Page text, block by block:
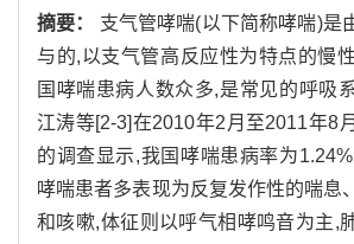
摘要： 支气管哮喘(以下简称哮喘)是
与的,以支气管高反应性为特点的慢
国哮喘患病人数众多,是常见的呼吸
江涛等[2-3]在2010年2月至2011年8
的调查显示,我国哮喘患病率为
哮喘患者多表现为反复发作性的喘息
和咳嗽,体征则以呼气相哮鸣音为主,